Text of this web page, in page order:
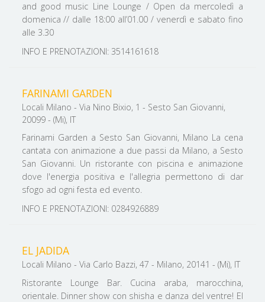
and good music Line Lounge / Open da mercoledì a
domenica // ​​​​​​​dalle 18:00 all’01.00 / venerdì e sabato fino
alle 3.30
INFO E PRENOTAZIONI: 3514161618
FARINAMI GARDEN
Locali Milano - Via Nino Bixio, 1 - Sesto San Giovanni,
20099 - (Mi), IT
Farinami Garden a Sesto San Giovanni, Milano La cena
cantata con animazione a due passi da Milano, a Sesto
San Giovanni. Un ristorante con piscina e animazione
dove l'energia positiva e l'allegria permettono di dar
sfogo ad ogni festa ed evento.
INFO E PRENOTAZIONI: 0284926889
EL JADIDA
Locali Milano - Via Carlo Bazzi, 47 - Milano, 20141 - (Mi), IT
Ristorante Lounge Bar. Cucina araba, marocchina,
orientale. Dinner show con shisha e danza del ventre! El